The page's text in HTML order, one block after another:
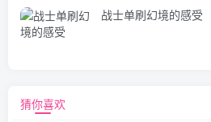
战士单刷幻境的感受
猜你喜欢